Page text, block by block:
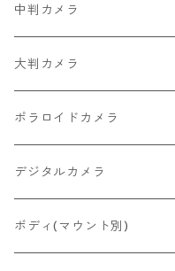
2026/06/30
2026/06/28
2026/06/27
2026/06/24
2026/06/23
レンズ
PENTAX
OLYMPUS
MINOLTA
CONTAX
Konica
Canon
PENTAX
FUJIFILM
RICOH
Minolta
Leica
Nikon
Canon
Zeiss Ikon
舶来その他
中判カメラ
Mamiya
PENTAX
FUJIFILM
Bronica
大判カメラ
ポラロイドカメラ
デジタルカメラ
一眼レフ
ボディ(マウント別)